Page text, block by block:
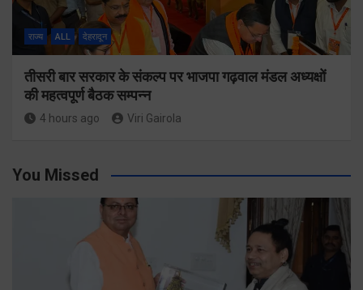
राज्य ALL देहरादून
तीसरी बार सरकार के संकल्प पर भाजपा गढ़वाल मंडल अध्यक्षों
की महत्वपूर्ण बैठक सम्पन्न
4 hours ago Viri Gairola
You Missed